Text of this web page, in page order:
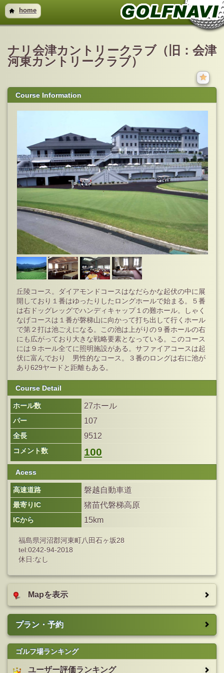
home
ナリ会津カントリークラブ（旧：会津
河東カントリークラブ）
Course Information
丘陵コース。ダイアモンドコースはなだらかな起伏の中に展
開しており１番はゆったりしたロングホールで始まる。５番
は右ドッグレッグでハンディキャップ１の難ホール。しゃく
なげコースは１番が磐梯山に向かって打ち出して行くホール
で第２打は池ごえになる。この池は上がりの９番ホールの右
にも広がっており大きな戦略要素となっている。このコース
には９ホール全てに照明施設がある。サファイアコースは起
伏に富んでおり 男性的なコース。３番のロングは右に池が
あり629ヤードと距離もある。
Course Detail
ホール数 27ホール
パー 107
全長 9512
コメント数 100
Acess
高速道路 磐越自動車道
最寄りIC 猪苗代磐梯高原
ICから 15km
福島県河沼郡河東町八田石ヶ坂28
tel:0242-94-2018
休日:なし
Mapを表示
プラン・予約
ゴルフ場ランキング
ユーザー評価ランキング